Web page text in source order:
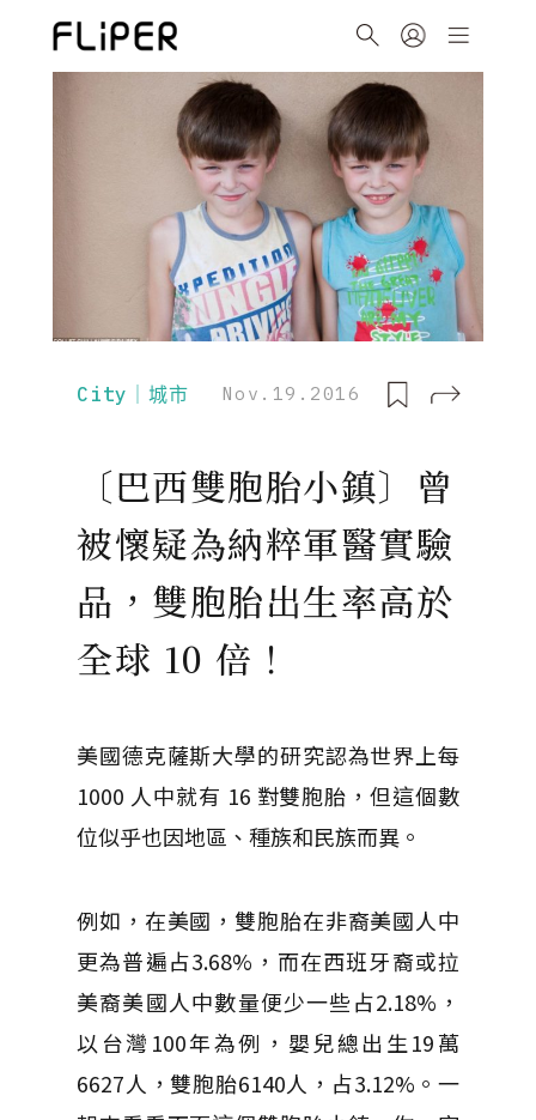
City｜城市 Nov.19.2016
〔巴西雙胞胎小鎮〕曾
被懷疑為納粹軍醫實驗
品，雙胞胎出生率高於
全球 10 倍！
美國德克薩斯大學的研究認為世界上每
1000 人中就有 16 對雙胞胎，但這個數
位似乎也因地區、種族和民族而異。
例如，在美國，雙胞胎在非裔美國人中
更為普遍占3.68%，而在西班牙裔或拉
美裔美國人中數量便少一些占2.18%，
以台灣100年為例，嬰兒總出生19萬
6627人，雙胞胎6140人，占3.12%。一